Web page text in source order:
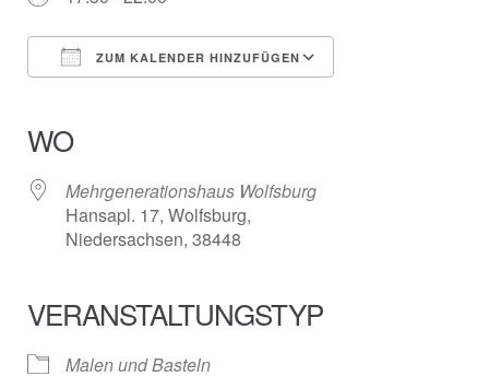
ZUM KALENDER HINZUFÜGEN
WO
Mehrgenerationshaus Wolfsburg
Hansapl. 17, Wolfsburg,
Niedersachsen, 38448
VERANSTALTUNGSTYP
Malen und Basteln